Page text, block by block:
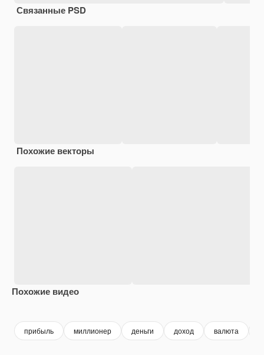
Связанные PSD
Похожие векторы
Похожие видео
прибыль миллионер деньги доход валюта